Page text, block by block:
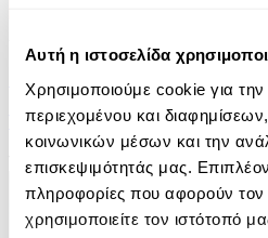
Αυτή η ιστοσελίδα
Χρησιμοποιούμε cookie για την
περιεχομένου και
κοινωνικών μέσων και την
επισκεψιμότητάς μας.
πληροφορίες που αφορούν
χρησιμοποιείτε τον ιστότοπό
Στο Σπίτι Της
Yael Van Der Wouden
16.90€